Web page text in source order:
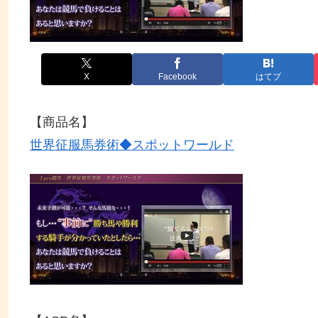
X Facebook はてブ
【商品名】
世界征服馬券術◆スポットワールド